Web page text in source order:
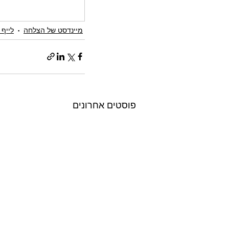
מיינדסט של הצלחה
פוסטים אחרונים